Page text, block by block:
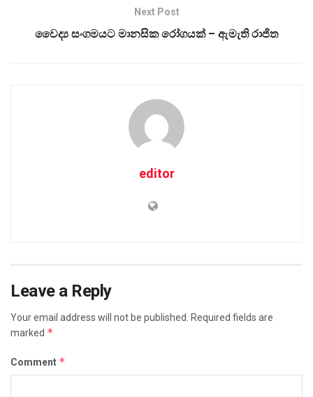
Next Post
වෛද්‍ය සංගමයට මානසික රෝගයක් – ඇමැති රාජිත
editor
Leave a Reply
Your email address will not be published.
Required fields are
marked *
Comment *